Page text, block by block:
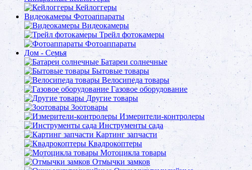
Кейлоггеры
Видеокамеры Фотоаппараты
Видеокамеры
Трейл фотокамеры
Фотоаппараты
Дом - Семья
Батареи солнечные
Бытовые товары
Велосипеда товары
Газовое оборудование
Другие товары
Зоотовары
Измерители-контролеры
Инструменты сада
Картинг запчасти
Квадрокоптеры
Мотоцикла товары
Отмычки замков